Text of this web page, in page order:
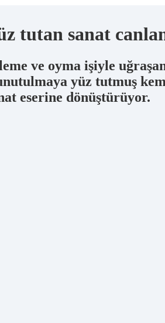
tutan sanat
ve oyma işiyle
yüz tutmuş
eserine dönüştürüyor.